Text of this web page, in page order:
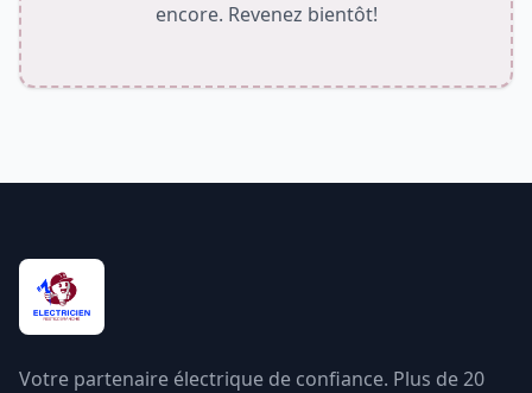
encore. Revenez bientôt!
Votre partenaire électrique de confiance. Plus de 20